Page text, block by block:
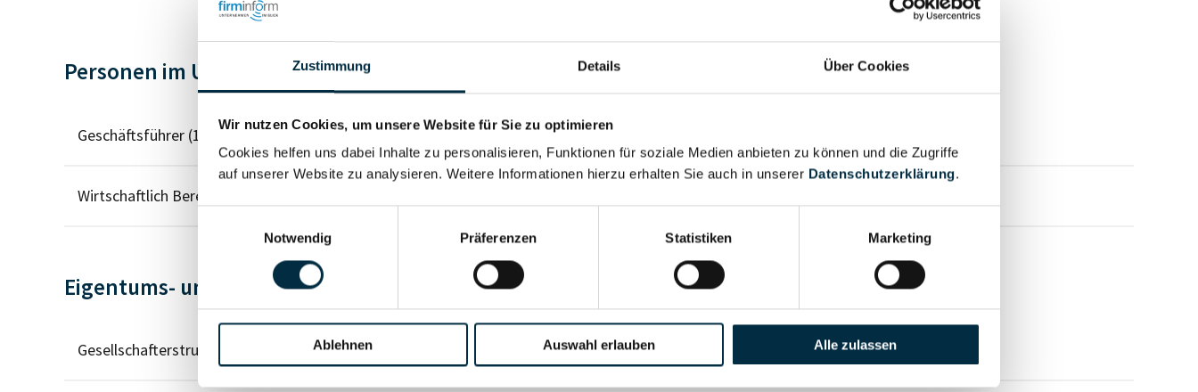
Zustimmung Details Über Cookies
Wir nutzen Cookies, um unsere Website für Sie zu optimieren
Cookies helfen uns dabei Inhalte zu personalisieren, Funktionen für soziale Medien anbieten zu können und die Zugriffe
auf unserer Website zu analysieren. Weitere Informationen hierzu erhalten Sie auch in unserer Datenschutzerklärung.
Notwendig
Präferenzen Statistiken Marketing
Ablehnen Auswahl erlauben Alle zulassen
Personen im Unternehmen
Geschäftsführer (1)
Wirtschaftlich Berechtigter
Eigentums- und Kontrollstruktur
Gesellschafterstruktur Vollständiges Unternehmensprofil anfragen